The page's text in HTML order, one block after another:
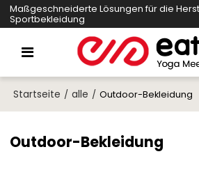
Maßgeschneiderte Lösungen für die
Sportbekleidung
Startseite / alle / Outdoor-Bekleidung
Outdoor-Bekleidung